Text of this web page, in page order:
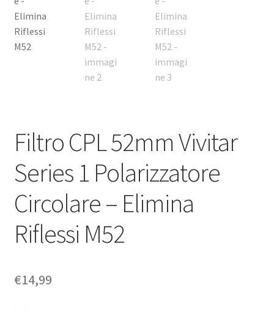
Filtro CPL 52mm Vivitar
Series 1 Polarizzatore
Circolare – Elimina
Riflessi M52
€14,99